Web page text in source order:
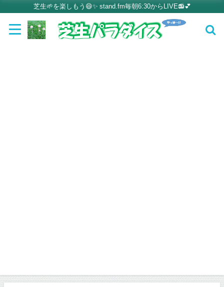
芝生🌱を楽しもう😄✨ stand.fm毎朝6:30からLIVE📻💕